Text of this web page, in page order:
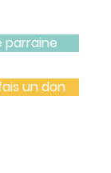
parraine
un don